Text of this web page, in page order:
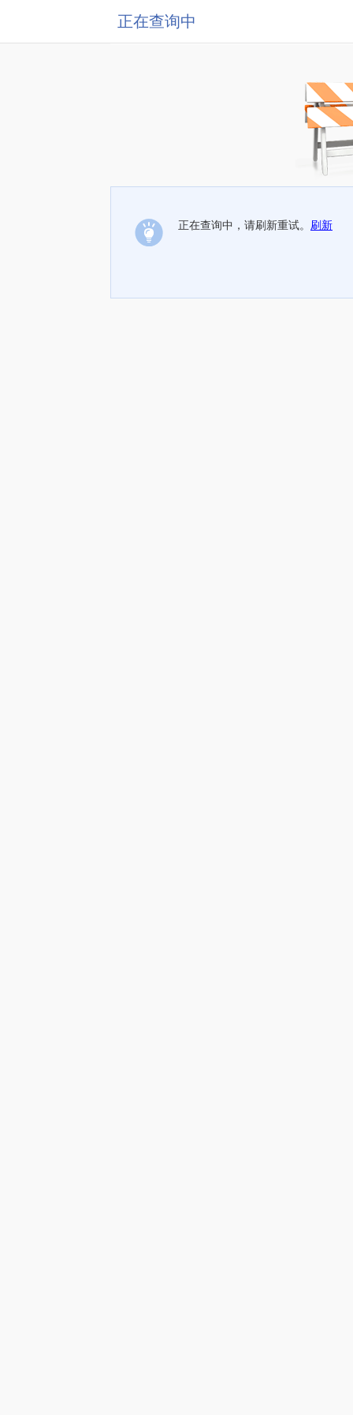
正在查询中
正在查询中，请刷新重试。 刷新